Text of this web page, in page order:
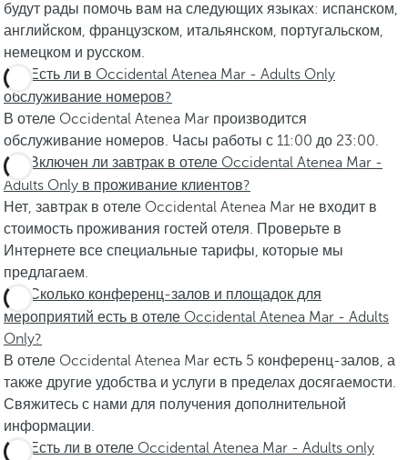
будут рады помочь вам на следующих языках: испанском,
английском, французском, итальянском, португальском,
немецком и русском.
Есть ли в Occidental Atenea Mar - Adults Only
обслуживание номеров?
В отеле Occidental Atenea Mar производится
обслуживание номеров. Часы работы с 11:00 до 23:00.
Включен ли завтрак в отеле Occidental Atenea Mar -
Adults Only в проживание клиентов?
Нет, завтрак в отеле Occidental Atenea Mar не входит в
стоимость проживания гостей отеля. Проверьте в
Интернете все специальные тарифы, которые мы
предлагаем.
Сколько конференц-залов и площадок для
мероприятий есть в отеле Occidental Atenea Mar - Adults
Only?
В отеле Occidental Atenea Mar есть 5 конференц-залов, а
также другие удобства и услуги в пределах досягаемости.
Свяжитесь с нами для получения дополнительной
информации.
Есть ли в отеле Occidental Atenea Mar - Adults only